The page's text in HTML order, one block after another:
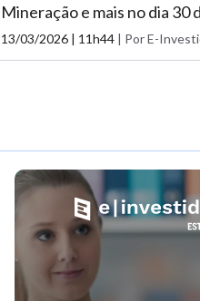
Mineração e mais no dia 30
13/03/2026 | 11h44 | Por E-